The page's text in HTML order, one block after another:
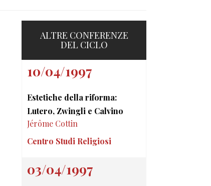
ALTRE CONFERENZE
DEL CICLO
10/04/1997
Estetiche della riforma:
Lutero, Zwingli e Calvino
Jérôme Cottin
Centro Studi Religiosi
03/04/1997